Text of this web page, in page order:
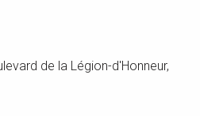
de la Légion-d'Honneur,